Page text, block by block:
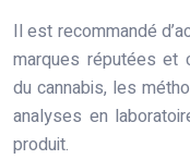
Il est recommandé
marques réputées et
du cannabis, les
analyses en
produit.